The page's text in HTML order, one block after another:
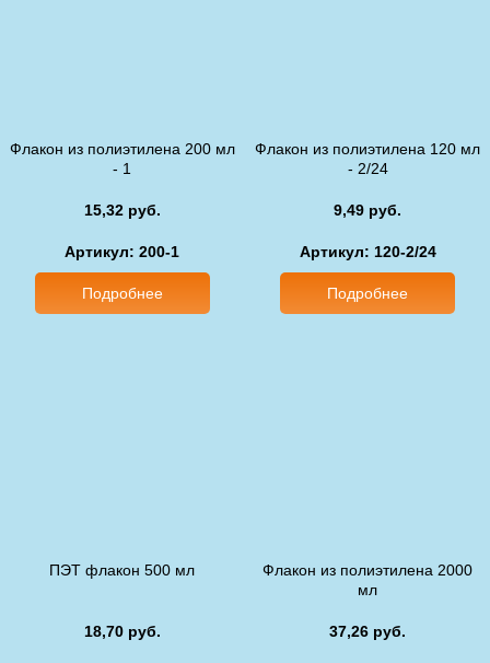
Флакон из полиэтилена 200 мл
- 1
15,32 руб.
Артикул: 200-1
Подробнее
Флакон из полиэтилена 120 мл
- 2/24
9,49 руб.
Артикул: 120-2/24
Подробнее
ПЭТ флакон 500 мл
18,70 руб.
Флакон из полиэтилена 2000
мл
37,26 руб.